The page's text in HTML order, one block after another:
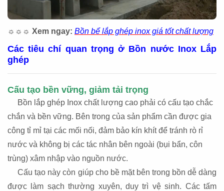
☼☼☼ Xem ngay: Bồn bể lắp ghép inox giá tốt chất lượng
Các tiêu chí quan trọng ở Bồn nước Inox Lắp
ghép
Cấu tạo bền vững, giảm tải trọng
Bồn lắp ghép Inox chất lượng cao phải có cấu tạo chắc
chắn và bền vững. Bên trong của sản phẩm cần được gia
công tỉ mỉ tại các mối nối, đảm bảo kín khít để tránh rò rỉ
nước và không bị các tác nhân bên ngoài (bụi bẩn, côn
trùng) xâm nhập vào nguồn nước.
Cấu tạo này còn giúp cho bề mặt bên trong bồn dễ dàng
được làm sạch thường xuyên, duy trì vệ sinh. Các tấm